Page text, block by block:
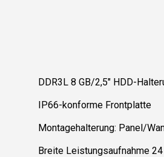
DDR3L 8 GB/2,5" HDD-
IP66-konforme Frontplatte
Montagehalterung: Panel/
Breite Leistungsaufnahme